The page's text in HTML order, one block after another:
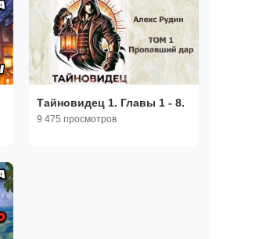
Тайновидец 1. Главы 1 - 8.
9 475 просмотров